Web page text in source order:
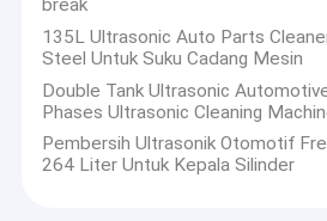
break
135L Ultrasonic Auto Parts
Steel Untuk Suku Cadang Mesin
Double Tank Ultrasonic
Phases Ultrasonic Cleaning
Pembersih Ultrasonik Otomotif
264 Liter Untuk Kepala Silinder